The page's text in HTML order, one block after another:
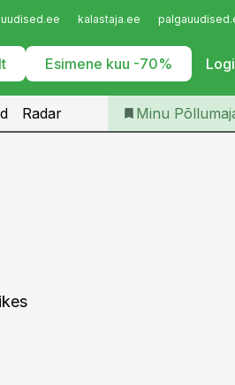
kalastaja.ee
Esimene kuu -70%
Iseteenindus
Telli Põllumajandus
Radar Minu